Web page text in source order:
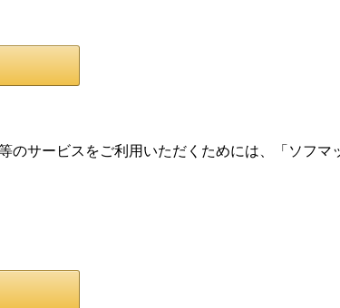
のサービスをご利用いただくためには、「ソフ